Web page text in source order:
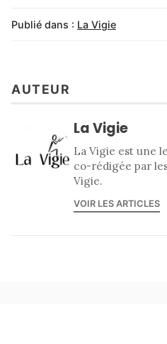
Publié dans : La Vigie
AUTEUR
La Vigie
La Vigie est une
co-rédigée par
Vigie.
VOIR LES ARTICLES